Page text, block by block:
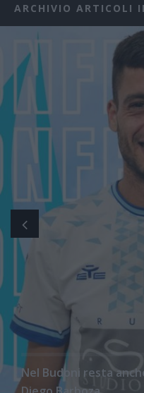
ARCHIVIO ARTICOLI
Nel Budoni resta